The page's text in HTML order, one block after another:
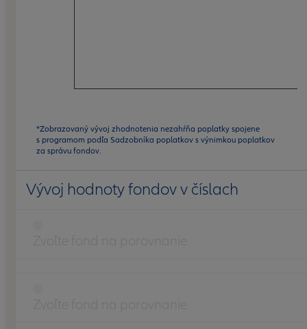
*Zobrazovaný vývoj zhodnotenia nezahŕňa poplatky spojene
s programom podľa Sadzobníka poplatkov s výnimkou poplatkov
za správu fondov.
Vývoj hodnoty fondov v číslach